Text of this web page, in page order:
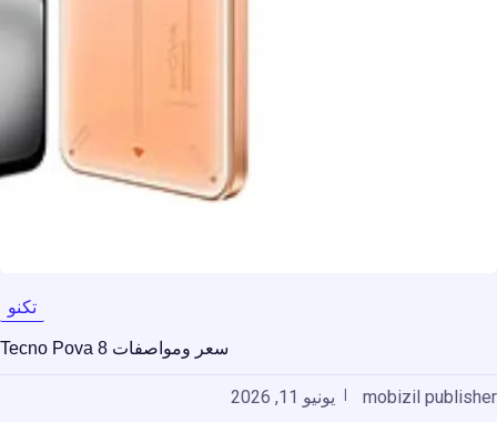
تكنو
سعر ومواصفات Tecno Pova 8
mobizil publisher
يونيو 11, 2026